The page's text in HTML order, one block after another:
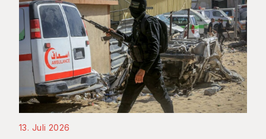
13. Juli 2026